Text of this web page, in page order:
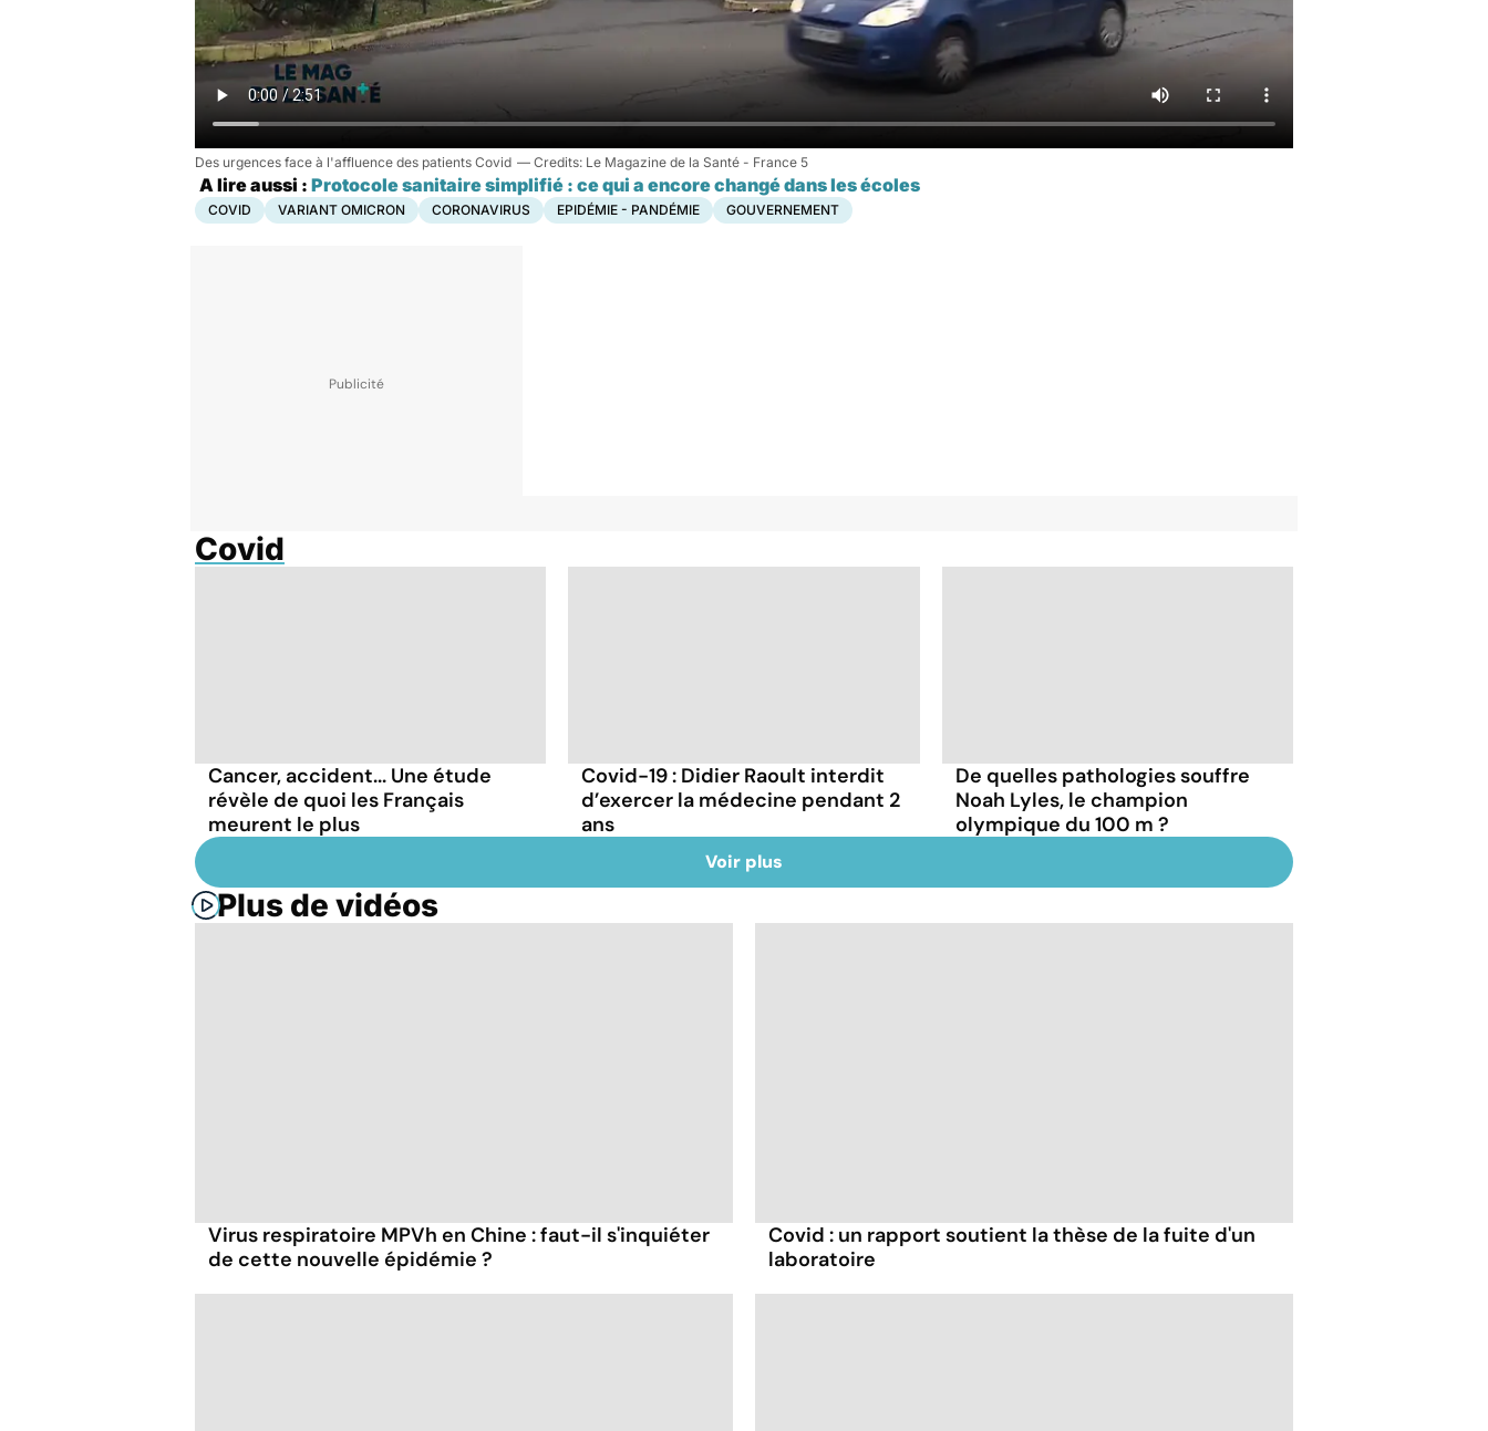
Des urgences face à l'affluence des patients Covid Le Magazine de la Santé - France 5
A lire aussi : Protocole sanitaire simplifié : ce qui a encore changé dans les écoles
COVID VARIANT OMICRON CORONAVIRUS EPIDÉMIE - PANDÉMIE GOUVERNEMENT
Covid
Cancer, accident... Une étude
révèle de quoi les Français
meurent le plus
Covid-19 : Didier Raoult interdit
d’exercer la médecine pendant 2
ans
De quelles pathologies souffre
Noah Lyles, le champion
olympique du 100 m ?
Voir plus
Plus de vidéos
Virus respiratoire MPVh en Chine : faut-il s'inquiéter
de cette nouvelle épidémie ?
Covid : un rapport soutient la thèse de la fuite d'un
laboratoire